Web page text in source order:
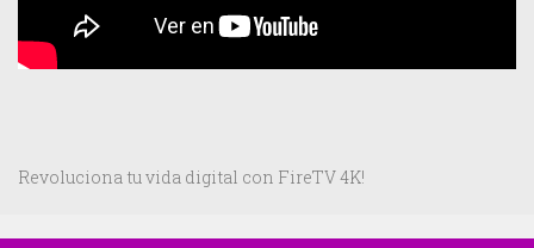
Revoluciona tu vida digital con FireTV 4K!